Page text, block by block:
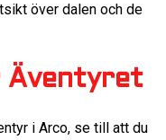
över dalen och de
Äventyret
i Arco, se till att du